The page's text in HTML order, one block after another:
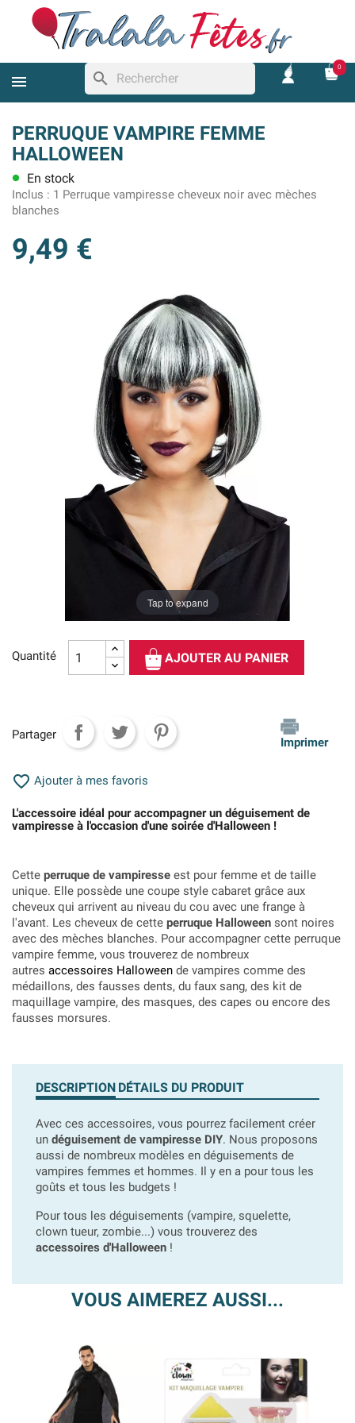
search
0
PERRUQUE VAMPIRE FEMME
HALLOWEEN
lens En stock
Inclus : 1 Perruque vampiresse cheveux noir avec mèches
blanches
9,49 €
Tap to expand
Quantité AJOUTER AU PANIER
Partager
Imprimer
 Ajouter à mes favoris
L'accessoire idéal pour accompagner un déguisement de
vampiresse à l'occasion d'une soirée d'Halloween !
Cette perruque de vampiresse est pour femme et de taille
unique. Elle possède une coupe style cabaret grâce aux
cheveux qui arrivent au niveau du cou avec une frange à
l'avant. Les cheveux de cette perruque Halloween sont noires
avec des mèches blanches. Pour accompagner cette perruque
vampire femme, vous trouverez de nombreux
autres accessoires Halloween de vampires comme des
médaillons, des fausses dents, du faux sang, des kit de
maquillage vampire, des masques, des capes ou encore des
fausses morsures.
DESCRIPTION DÉTAILS DU PRODUIT
Avec ces accessoires, vous pourrez facilement créer
un déguisement de vampiresse DIY. Nous proposons
aussi de nombreux modèles en déguisements de
vampires femmes et hommes. Il y en a pour tous les
goûts et tous les budgets !
Pour tous les déguisements (vampire, squelette,
clown tueur, zombie...) vous trouverez des
accessoires d'Halloween !
VOUS AIMEREZ AUSSI...